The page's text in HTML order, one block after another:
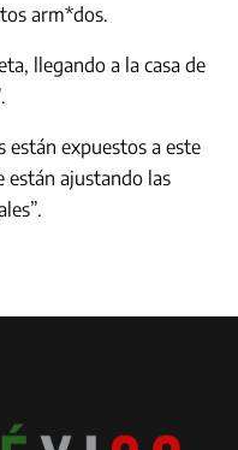
arm*dos.
llegando a la casa de
están expuestos a este
están ajustando las